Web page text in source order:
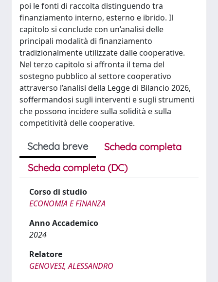
poi le fonti di raccolta distinguendo tra
finanziamento interno, esterno e ibrido. Il
capitolo si conclude con un’analisi delle
principali modalità di finanziamento
tradizionalmente utilizzate dalle cooperative.
Nel terzo capitolo si affronta il tema del
sostegno pubblico al settore cooperativo
attraverso l’analisi della Legge di Bilancio 2026,
soffermandosi sugli interventi e sugli strumenti
che possono incidere sulla solidità e sulla
competitività delle cooperative.
Scheda breve
Scheda completa
Scheda completa (DC)
Corso di studio
ECONOMIA E FINANZA
Anno Accademico
2024
Relatore
GENOVESI, ALESSANDRO